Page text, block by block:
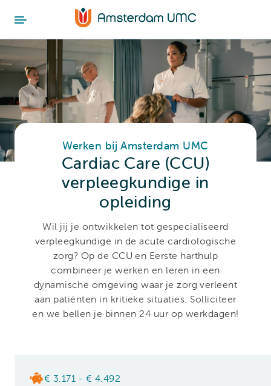
Werken bij Amsterdam UMC
Cardiac Care (CCU)
verpleegkundige in
opleiding
Wil jij je ontwikkelen tot gespecialiseerd
verpleegkundige in de acute cardiologische
zorg? Op de CCU en Eerste harthulp
combineer je werken en leren in een
dynamische omgeving waar je zorg verleent
aan patiënten in kritieke situaties. Solliciteer
en we bellen je binnen 24 uur op werkdagen!
€ 3.171 - € 4.492